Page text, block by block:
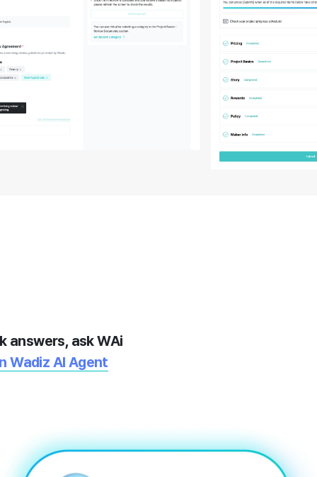
answers, ask WAi
Wadiz AI Agent